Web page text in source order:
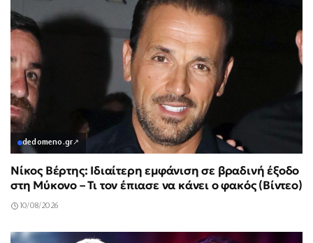
dedomeno.gr↗
Νίκος Βέρτης: Ιδιαίτερη εμφάνιση σε βραδινή έξοδο
στη Μύκονο – Τι τον έπιασε να κάνει ο φακός (Βίντεο)
10/08/2026